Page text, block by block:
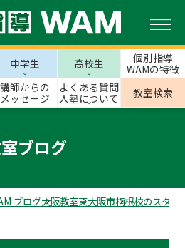
中学生 高校生
個別指導
WAMの特徴
講師からの
メッセージ
よくある質問
入塾について
教室検索
ブログ
ブログ大阪教室東大阪市楠根校のスタッ